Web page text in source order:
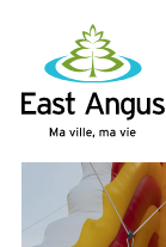
content